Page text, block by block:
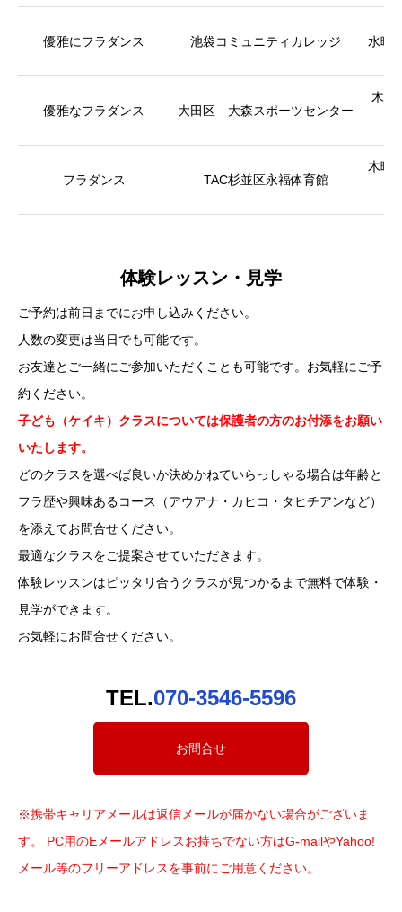
優雅にフラダンス 池袋コミュニティカレッジ 水曜
優雅なフラダンス 大田区 大森スポーツセンター
木曜
フラダンス TAC杉並区永福体育館
木曜
体験レッスン・見学
ご予約は前日までにお申し込みください。
人数の変更は当日でも可能です。
お友達とご一緒にご参加いただくことも可能です。お気軽にご予
約ください。
子ども（ケイキ）クラスについては保護者の方のお付添をお願い
いたします。
どのクラスを選べば良いか決めかねていらっしゃる場合は年齢と
フラ歴や興味あるコース（アウアナ・カヒコ・タヒチアンなど）
を添えてお問合せください。
最適なクラスをご提案させていただきます。
体験レッスンはピッタリ合うクラスが見つかるまで無料で体験・
見学ができます。
お気軽にお問合せください。
TEL.070-3546-5596
お問合せ
※携帯キャリアメールは返信メールが届かない場合がございま
す。 PC用のEメールアドレスお持ちでない方はG-mailやYahoo!
メール等のフリーアドレスを事前にご用意ください。